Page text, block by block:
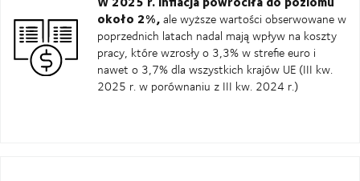
około 2%,ale wyższe wartości obserwowane w
poprzednich latach nadal mają wpływ na koszty
pracy, które wzrosły o 3,3% w strefie euro i
nawet o 3,7% dla wszystkich krajów UE (III kw.
2025 r. w porównaniu z III kw. 2024 r.)